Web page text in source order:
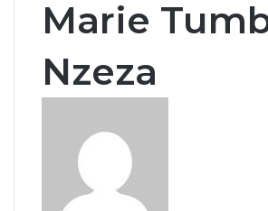
Marie
Nzeza